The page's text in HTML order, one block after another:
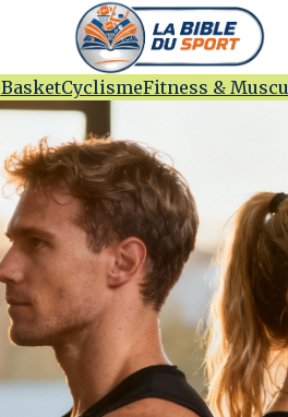
BasketCyclismeFitness & Muscu